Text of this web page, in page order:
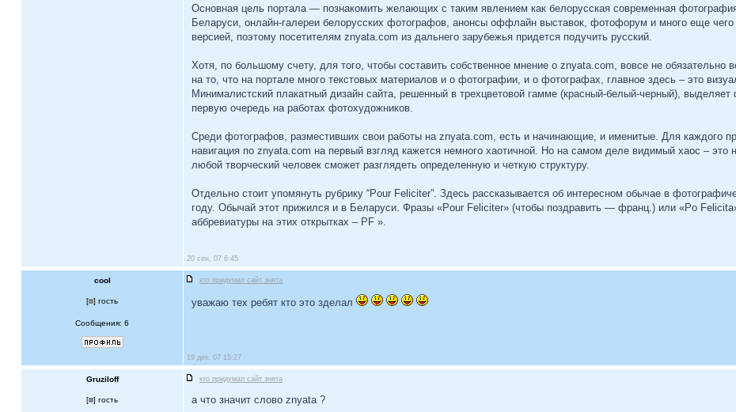
Основная цель портала — познакомить желающих с таким явлением как белорусская современная
Беларуси, онлайн-галереи белорусских фотографов, анонсы оффлайн выставок, фотофорум и много еще чего
версией, поэтому посетителям znyata.com из дальнего зарубежья придется подучить русский.
Хотя, по большому счету, для того, чтобы составить собственное мнение о znyata.com, вовсе не
на то, что на портале много текстовых материалов и о фотографии, и о фотографах, главное здесь – это
Минималистский плакатный дизайн сайта, решенный в трехцветовой гамме (красный-белый-черный),
первую очередь на работах фотохудожников.
Среди фотографов, разместивших свои работы на znyata.com, есть и начинающие, и именитые. Для каждого
навигация по znyata.com на первый взгляд кажется немного хаотичной. Но на самом деле видимый хаос – это
любой творческий человек сможет разглядеть определенную и четкую структуру.
Отдельно стоит упомянуть рубрику “Pour Feliciter”. Здесь рассказывается об интересном обычае в
году. Обычай этот прижился и в Беларуси. Фразы «Pour Feliciter» (чтобы поздравить — франц.) или «Po
аббревиатуры на этих открытках – PF ».
20 сен, 07 6:45
сооl кто придумал сайт знята
[ ] гость
Сообщения: 6
уважаю тех ребят кто это зделал
19 дек, 07 15:27
Gruziloff кто придумал сайт знята
[ ] гость а что значит слово znyata ?